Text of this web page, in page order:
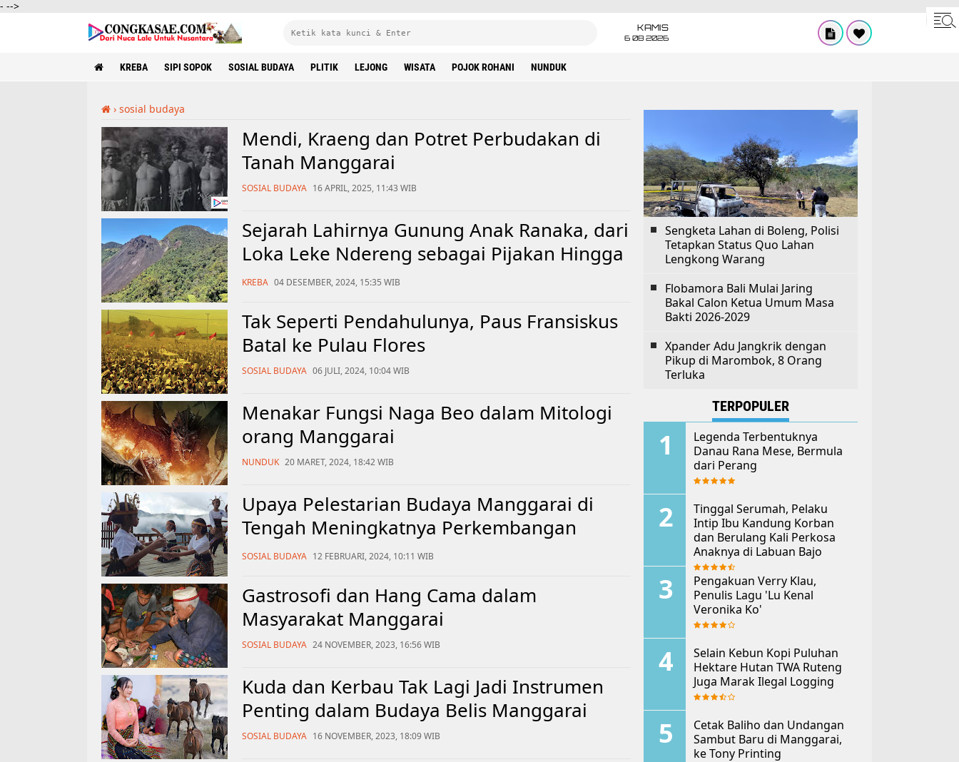
- -->
KAMIS
6 08 2026
KREBA SIPI SOPOK SOSIAL BUDAYA PLITIK LEJONG WISATA POJOK ROHANI NUNDUK
› sosial budaya
Mendi, Kraeng dan Potret Perbudakan di
Tanah Manggarai
SOSIAL BUDAYA 16 APRIL, 2025, 11:43 WIB
Sejarah Lahirnya Gunung Anak Ranaka, dari
Loka Leke Ndereng sebagai Pijakan Hingga
Hujan Abu Vulkanik
KREBA 04 DESEMBER, 2024, 15:35 WIB
Tak Seperti Pendahulunya, Paus Fransiskus
Batal ke Pulau Flores
SOSIAL BUDAYA 06 JULI, 2024, 10:04 WIB
Menakar Fungsi Naga Beo dalam Mitologi
orang Manggarai
NUNDUK 20 MARET, 2024, 18:42 WIB
Upaya Pelestarian Budaya Manggarai di
Tengah Meningkatnya Perkembangan
Dunia Maya
SOSIAL BUDAYA 12 FEBRUARI, 2024, 10:11 WIB
Gastrosofi dan Hang Cama dalam
Masyarakat Manggarai
SOSIAL BUDAYA 24 NOVEMBER, 2023, 16:56 WIB
Kuda dan Kerbau Tak Lagi Jadi Instrumen
Penting dalam Budaya Belis Manggarai
SOSIAL BUDAYA 16 NOVEMBER, 2023, 18:09 WIB
Sengketa Lahan di Boleng, Polisi
Tetapkan Status Quo Lahan
Lengkong Warang
Flobamora Bali Mulai Jaring
Bakal Calon Ketua Umum Masa
Bakti 2026-2029
Xpander Adu Jangkrik dengan
Pikup di Marombok, 8 Orang
Terluka
TERPOPULER
Legenda Terbentuknya
Danau Rana Mese, Bermula
dari Perang
Tinggal Serumah, Pelaku
Intip Ibu Kandung Korban
dan Berulang Kali Perkosa
Anaknya di Labuan Bajo
Pengakuan Verry Klau,
Penulis Lagu 'Lu Kenal
Veronika Ko'
Selain Kebun Kopi Puluhan
Hektare Hutan TWA Ruteng
Juga Marak Ilegal Logging
Cetak Baliho dan Undangan
Sambut Baru di Manggarai,
ke Tony Printing